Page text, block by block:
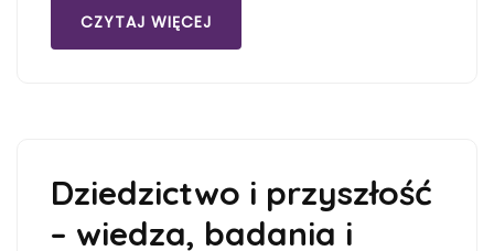
CZYTAJ WIĘCEJ
Dziedzictwo i przyszłość
– wiedza, badania i